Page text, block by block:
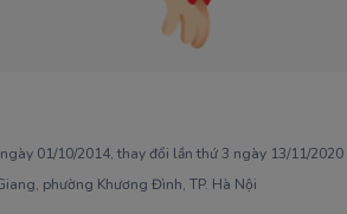
01/10/2014, thay đổi lần thứ 3 ngày 13/11/2020
phường Khương Đình, TP. Hà Nội